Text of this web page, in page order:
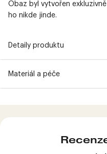
Obaz byl vytvořen
ho nikde jinde.
Detaily produktu
Materiál a péče